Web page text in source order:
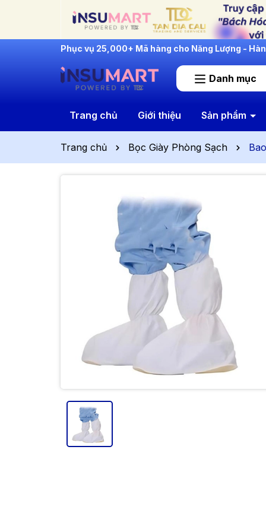
INSUMART: Lắng Nghe - Thấu Hiểu - Cải Tiến
Danh mục
Trang chủ Giới thiệu Sản phẩm
Trang chủ Bọc Giày Phòng Sạch